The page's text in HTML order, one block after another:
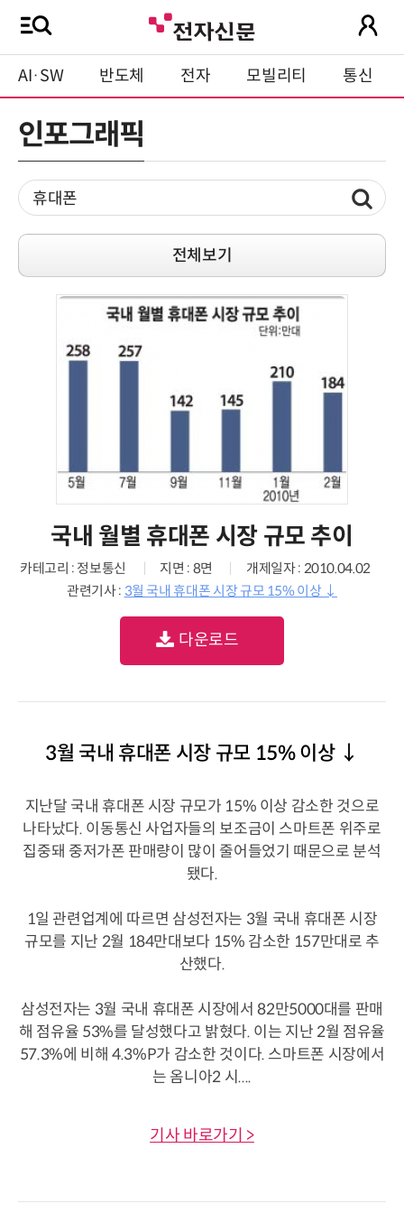
AI·SW 반도체 전자 모빌리티 통신
인포그래픽
전체보기
국내 월별 휴대폰 시장 규모 추이
카테고리 : 정보통신 지면 : 8면
개제일자 : 2010.04.02
관련기사 : 3월 국내 휴대폰 시장 규모 15% 이상 ↓
다운로드
3월 국내 휴대폰 시장 규모 15% 이상 ↓
지난달 국내 휴대폰 시장 규모가 15% 이상 감소한 것으로
나타났다. 이동통신 사업자들의 보조금이 스마트폰 위주로
집중돼 중저가폰 판매량이 많이 줄어들었기 때문으로 분석
됐다.
1일 관련업계에 따르면 삼성전자는 3월 국내 휴대폰 시장
규모를 지난 2월 184만대보다 15% 감소한 157만대로 추
산했다.
삼성전자는 3월 국내 휴대폰 시장에서 82만5000대를 판매
해 점유율 53%를 달성했다고 밝혔다. 이는 지난 2월 점유율
57.3%에 비해 4.3%P가 감소한 것이다. 스마트폰 시장에서
는 옴니아2 시....
기사 바로가기 >